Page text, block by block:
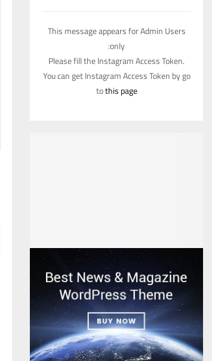
This message appears for Admin Users
only:
Please fill the Instagram Access Token.
You can get Instagram Access Token by go
tothis page